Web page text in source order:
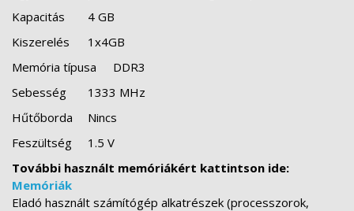
Kapacitás
4 GB
Kiszerelés
1x4GB
Memória típusa
DDR3
Sebesség
1333 MHz
Hűtőborda
Nincs
Feszültség
1.5 V
További használt memóriákért kattintson ide:
Memóriák
Eladó használt számítógép alkatrészek (processzorok,